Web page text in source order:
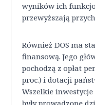
wyników ich
przewyższają
Również DOS ma
finansową. Jego
pochodzą z opłat
proc.) i dotacji
Wszelkie
były prowadzone